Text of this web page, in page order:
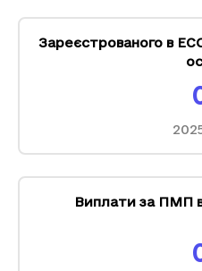
Зареєстрованого в
Виплати за ПМП